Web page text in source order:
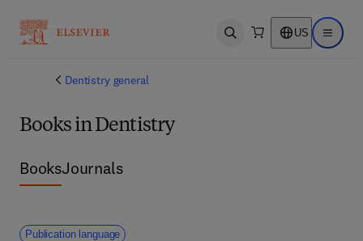
Open search US Open
Dentistry general
Books in Dentistry
BooksJournals
Publication language